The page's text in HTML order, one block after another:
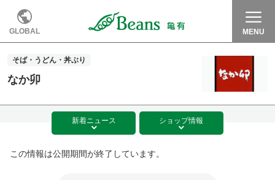
GLOBAL MENU
そば・うどん・丼ぶり
なか卯
新着ニュース ショップ情報
この情報は公開期間が終了しています。